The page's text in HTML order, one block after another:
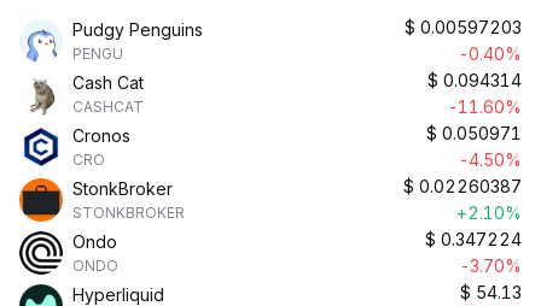
Pudgy Penguins
PENGU
$ 0.00597203
-0.40%
Cash Cat
CASHCAT
$ 0.094314
-11.60%
Cronos
CRO
$ 0.050971
-4.50%
StonkBroker
STONKBROKER
$ 0.02260387
+2.10%
Ondo
ONDO
$ 0.347224
-3.70%
Hyperliquid
$ 54.13